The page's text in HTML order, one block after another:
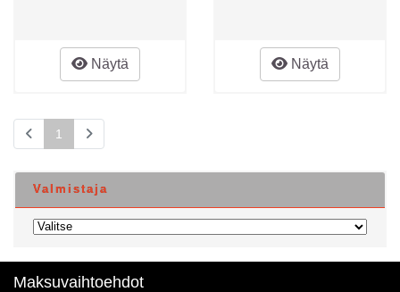
Näytä Näytä
1
Valmistaja
Maksuvaihtoehdot